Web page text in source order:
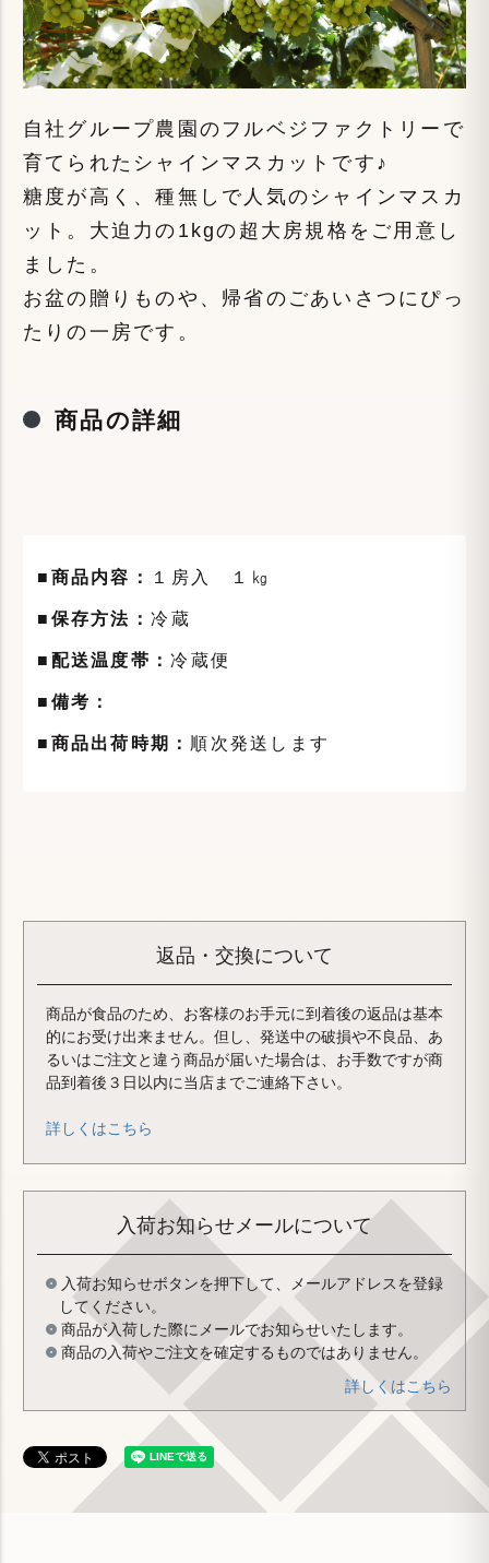
自社グループ農園のフルベジファクトリーで
育てられたシャインマスカットです♪
糖度が高く、種無しで人気のシャインマスカ
ット。大迫力の1kgの超大房規格をご用意し
ました。
お盆の贈りものや、帰省のごあいさつにぴっ
たりの一房です。
商品の詳細
■商品内容： １房入 １㎏
■保存方法： 冷蔵
■配送温度帯：冷蔵便
■備考：
■商品出荷時期： 順次発送します
返品・交換について
商品が食品のため、お客様のお手元に到着後の返品は基本
的にお受け出来ません。但し、発送中の破損や不良品、あ
るいはご注文と違う商品が届いた場合は、お手数ですが商
品到着後３日以内に当店までご連絡下さい。
詳しくはこちら
入荷お知らせメールについて
入荷お知らせボタンを押下して、メールアドレスを登録
してください。
商品が入荷した際にメールでお知らせいたします。
商品の入荷やご注文を確定するものではありません。
詳しくはこちら